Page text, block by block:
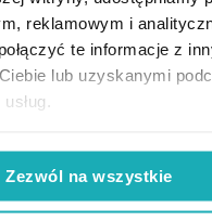
reklamowym i
te informacje z
lub uzyskanymi
Zezwól na wszystkie